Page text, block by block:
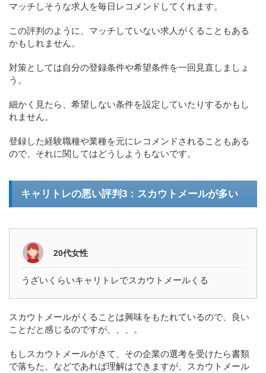
マッチしそうな求人を毎日レコメンドしてくれます。
この評判のように、マッチしていない求人がくることもある
かもしれません。
対策としては自分の登録条件や希望条件を一回見直しましょ
う。
細かく見たら、希望しない条件を設定していたりするかもし
れません。
登録した経験職種や業種を元にレコメンドされることもある
ので、それに関してはどうしようもないです。
キャリトレの悪い評判3：スカウトメールが多い
20代女性
うざいくらいキャリトレでスカウトメールくる
スカウトメールがくることは興味をもたれているので、良い
ことだと感じるのですが、、、。
もしスカウトメールがきて、その企業の選考を受けたら書類
で落ちた、などであれば理解はできますが、スカウトメール